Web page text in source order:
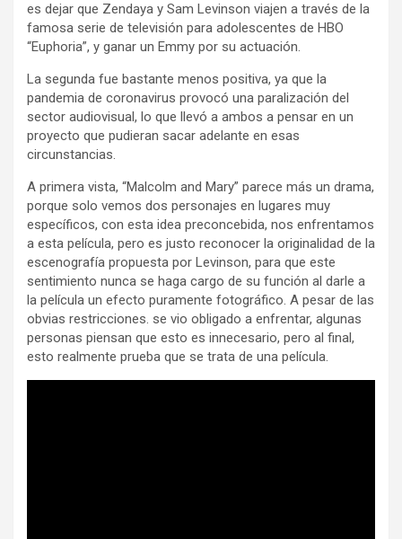
es dejar que Zendaya y Sam Levinson viajen a través de la
famosa serie de televisión para adolescentes de HBO
“Euphoria”, y ganar un Emmy por su actuación.
La segunda fue bastante menos positiva, ya que la
pandemia de coronavirus provocó una paralización del
sector audiovisual, lo que llevó a ambos a pensar en un
proyecto que pudieran sacar adelante en esas
circunstancias.
A primera vista, “Malcolm and Mary” parece más un drama,
porque solo vemos dos personajes en lugares muy
específicos, con esta idea preconcebida, nos enfrentamos
a esta película, pero es justo reconocer la originalidad de la
escenografía propuesta por Levinson, para que este
sentimiento nunca se haga cargo de su función al darle a
la película un efecto puramente fotográfico. A pesar de las
obvias restricciones. se vio obligado a enfrentar, algunas
personas piensan que esto es innecesario, pero al final,
esto realmente prueba que se trata de una película.